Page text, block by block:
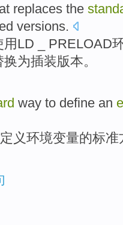
replaces the
versions.
用 LD _ PRELOAD
换为插装版本。
way to define an
定义环境变量的标准